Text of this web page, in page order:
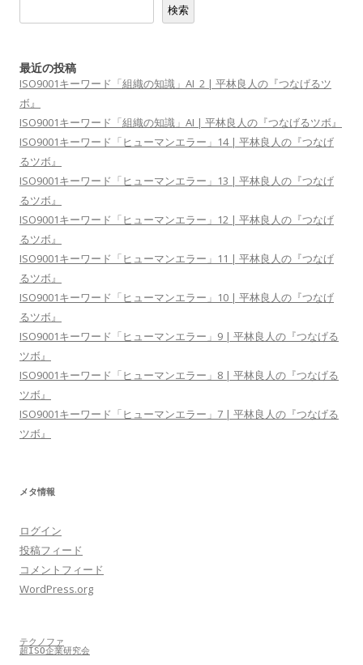
検索
最近の投稿
ISO9001キーワード「組織の知識」AI_2 | 平林良人の『つなげるツ
ボ』
ISO9001キーワード「組織の知識」AI | 平林良人の『つなげるツボ』
ISO9001キーワード「ヒューマンエラー」14 | 平林良人の『つなげ
るツボ』
ISO9001キーワード「ヒューマンエラー」13 | 平林良人の『つなげ
るツボ』
ISO9001キーワード「ヒューマンエラー」12 | 平林良人の『つなげ
るツボ』
ISO9001キーワード「ヒューマンエラー」11 | 平林良人の『つなげ
るツボ』
ISO9001キーワード「ヒューマンエラー」10 | 平林良人の『つなげ
るツボ』
ISO9001キーワード「ヒューマンエラー」9 | 平林良人の『つなげる
ツボ』
ISO9001キーワード「ヒューマンエラー」8 | 平林良人の『つなげる
ツボ』
ISO9001キーワード「ヒューマンエラー」7 | 平林良人の『つなげる
ツボ』
メタ情報
ログイン
投稿フィード
コメントフィード
WordPress.org
テクノファ
超ISO企業研究会